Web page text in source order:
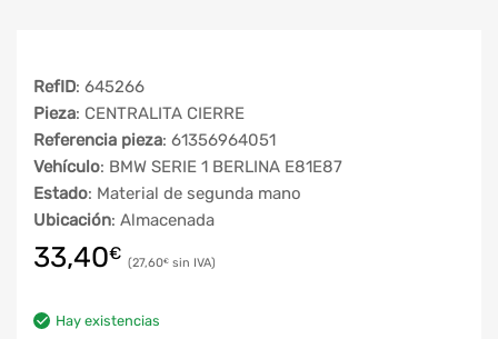
RefID: 645266
Pieza: CENTRALITA CIERRE
Referencia pieza: 61356964051
Vehículo: BMW SERIE 1 BERLINA E81E87
Estado: Material de segunda mano
Ubicación: Almacenada
33,40€ 27,60€
Hay existencias